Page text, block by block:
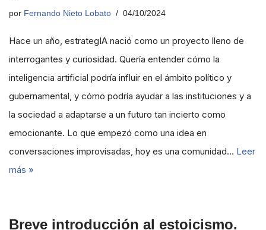
por Fernando Nieto Lobato 04/10/2024
Hace un año, estrategIA nació como un proyecto lleno de
interrogantes y curiosidad. Quería entender cómo la
inteligencia artificial podría influir en el ámbito político y
gubernamental, y cómo podría ayudar a las instituciones y a
la sociedad a adaptarse a un futuro tan incierto como
emocionante. Lo que empezó como una idea en
conversaciones improvisadas, hoy es una comunidad… Leer
más »
Breve introducción al estoicismo.